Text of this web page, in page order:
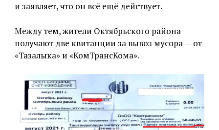
и заявляет, что он всё ещё действует.
Между тем, жители Октябрьского района
получают две квитанции за вывоз мусора — от
«Тазалыка» и «КомТрансКома».